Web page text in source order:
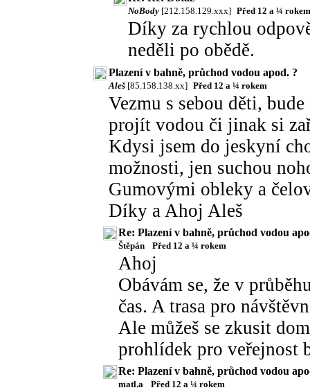
NoBody [212.158.129.xxx] Před 12 a ¼ rokem
Díky za rychlou
neděli po obědě.
Plazení v bahně, průchod vodou apod. ?
Aleš [85.158.138.xx] Před 12 a ¼ rokem
Vezmu s sebou děti,
projít vodou či jinak si
Kdysi jsem do jeskyní
možnosti, jen suchou
Gumovými obleky a
Díky a Ahoj Aleš
Re: Plazení v bahně, průchod vodou
Štěpán Před 12 a ¼ rokem
Ahoj
Obávám se, že v
čas. A trasa pro
Ale můžeš se zkusit
prohlídek pro veřejnost
Re: Plazení v bahně, průchod vodou
matl.a Před 12 a ¼ rokem